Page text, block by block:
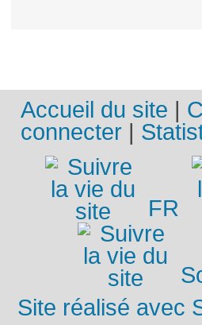
Accueil du site
connecter
FR
Site réalisé avec